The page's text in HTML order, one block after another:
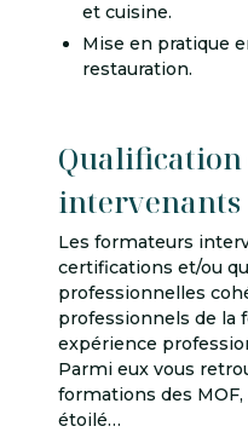
et cuisine.
Mise en pratique
restauration.
Qualification
intervenants
Les formateurs
certifications et/ou
professionnelles
professionnels de la
expérience
Parmi eux vous
formations des
étoilé…